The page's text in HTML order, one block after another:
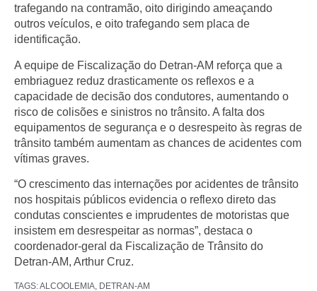
trafegando na contramão, oito dirigindo ameaçando
outros veículos, e oito trafegando sem placa de
identificação.
A equipe de Fiscalização do Detran-AM reforça que a
embriaguez reduz drasticamente os reflexos e a
capacidade de decisão dos condutores, aumentando o
risco de colisões e sinistros no trânsito. A falta dos
equipamentos de segurança e o desrespeito às regras de
trânsito também aumentam as chances de acidentes com
vítimas graves.
“O crescimento das internações por acidentes de trânsito
nos hospitais públicos evidencia o reflexo direto das
condutas conscientes e imprudentes de motoristas que
insistem em desrespeitar as normas”, destaca o
coordenador-geral da Fiscalização de Trânsito do
Detran-AM, Arthur Cruz.
TAGS:ALCOOLEMIA, DETRAN-AM